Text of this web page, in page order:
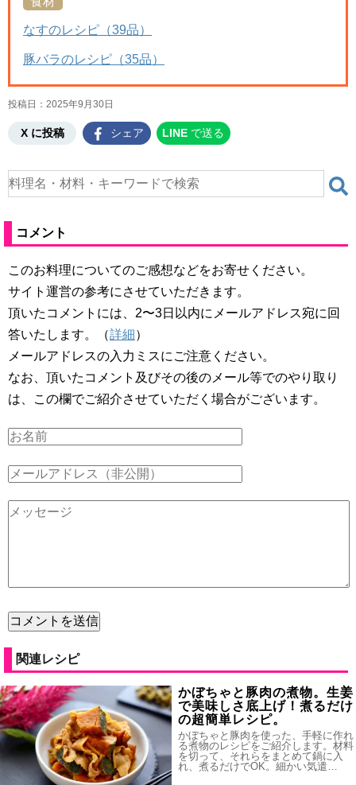
なすのレシピ（39品）
豚バラのレシピ（35品）
投稿日： 2025年9月30日
X に投稿 シェア LINE で送る
コメント
このお料理についてのご感想などをお寄せください。
サイト運営の参考にさせていただきます。
頂いたコメントには、2〜3日以内にメールアドレス宛に回
答いたします。（詳細）
メールアドレスの入力ミスにご注意ください。
なお、頂いたコメント及びその後のメール等でのやり取り
は、この欄でご紹介させていただく場合がございます。
関連レシピ
かぼちゃと豚肉の煮物。生姜
で美味しさ底上げ！煮るだけ
の超簡単レシピ。
かぼちゃと豚肉を使った、手軽に作れ
る煮物のレシピをご紹介します。材料
を切って、それらをまとめて鍋に入
れ、煮るだけでOK。細かい気遣…